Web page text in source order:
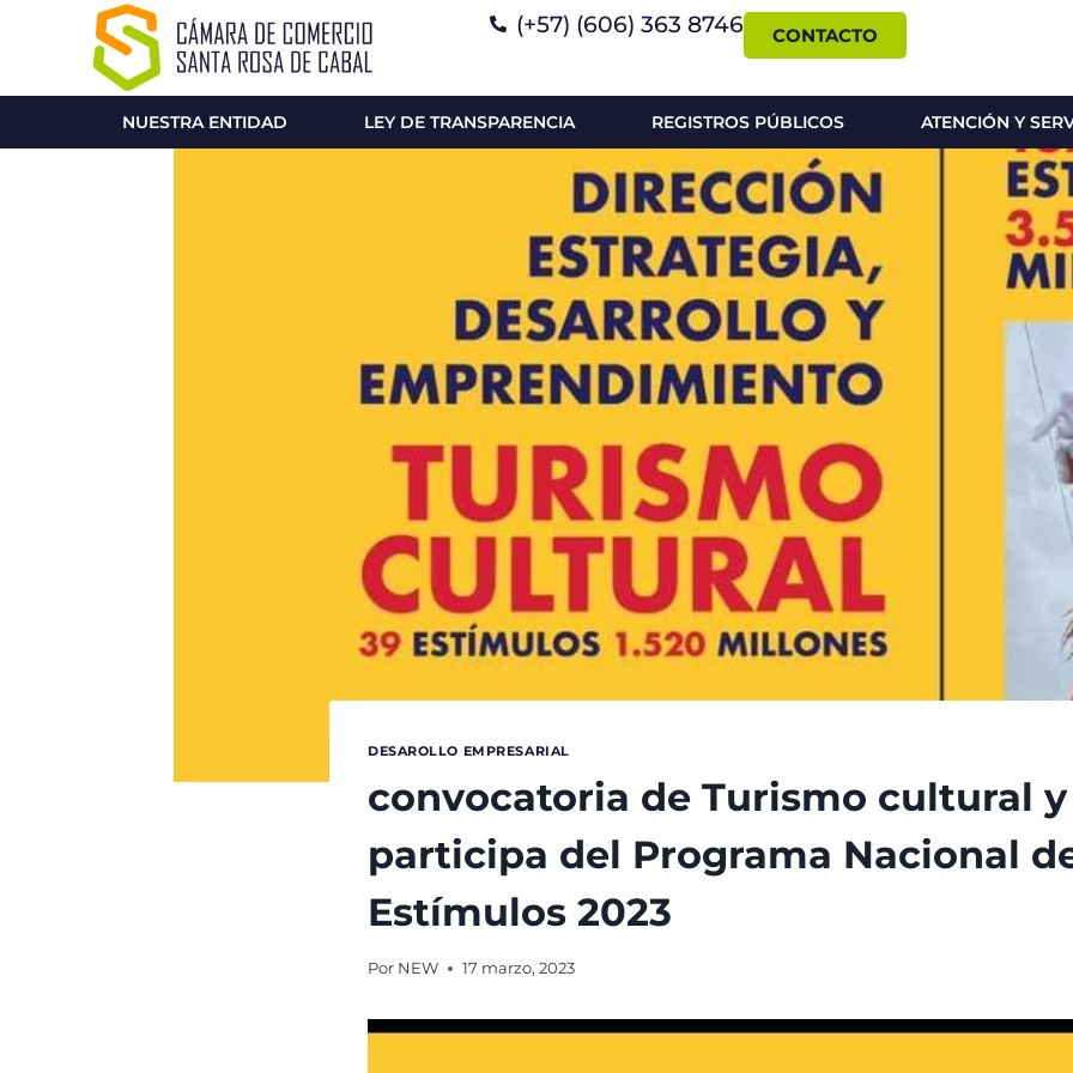
(+57) (606) 363 8746 CONTACTO
NUESTRA ENTIDAD LEY DE TRANSPARENCIA REGISTROS PÚBLICOS ATENCIÓN Y
DESAROLLO EMPRESARIAL
convocatoria de Turismo cultural y
participa del Programa Nacional
Estímulos 2023
Por NEW 17 marzo, 2023